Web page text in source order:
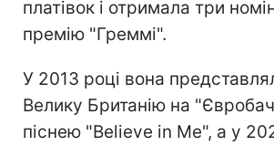
платівок і отримала три
премію "Греммі".
У 2013 році вона
Велику Британію на
піснею "Believe in Me", а у